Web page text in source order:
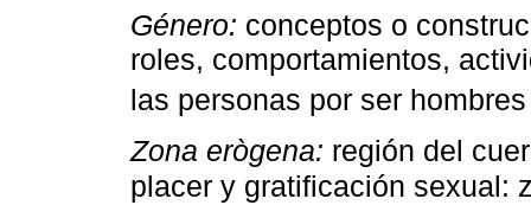
Género: conceptos o
roles, comportamientos,
las personas por ser
Zona erògena: región del
placer y gratificación sexual: